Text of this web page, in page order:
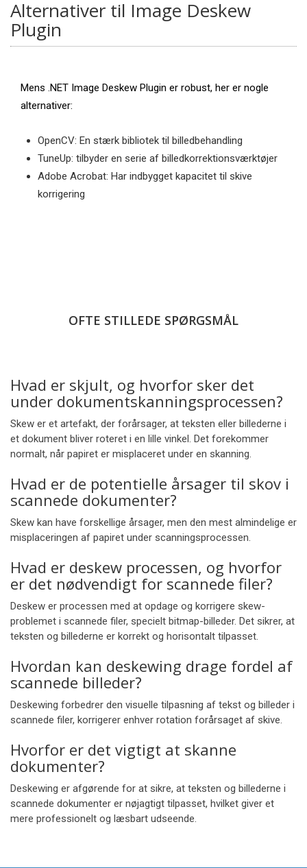
Alternativer til Image Deskew
Plugin
Mens .NET Image Deskew Plugin er robust, her er nogle
alternativer:
OpenCV: En stærk bibliotek til billedbehandling
TuneUp: tilbyder en serie af billedkorrektionsværktøjer
Adobe Acrobat: Har indbygget kapacitet til skive
korrigering
OFTE STILLEDE SPØRGSMÅL
Hvad er skjult, og hvorfor sker det
under dokumentskanningsprocessen?
Skew er et artefakt, der forårsager, at teksten eller billederne i
et dokument bliver roteret i en lille vinkel. Det forekommer
normalt, når papiret er misplaceret under en skanning.
Hvad er de potentielle årsager til skov i
scannede dokumenter?
Skew kan have forskellige årsager, men den mest almindelige er
misplaceringen af papiret under scanningsprocessen.
Hvad er deskew processen, og hvorfor
er det nødvendigt for scannede filer?
Deskew er processen med at opdage og korrigere skew-
problemet i scannede filer, specielt bitmap-billeder. Det sikrer, at
teksten og billederne er korrekt og horisontalt tilpasset.
Hvordan kan deskewing drage fordel af
scannede billeder?
Deskewing forbedrer den visuelle tilpasning af tekst og billeder i
scannede filer, korrigerer enhver rotation forårsaget af skive.
Hvorfor er det vigtigt at skanne
dokumenter?
Deskewing er afgørende for at sikre, at teksten og billederne i
scannede dokumenter er nøjagtigt tilpasset, hvilket giver et
mere professionelt og læsbart udseende.